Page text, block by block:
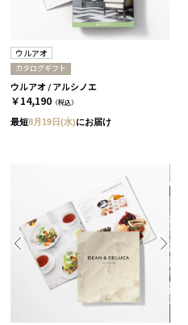
ウルアオ
カタログギフト
ウルアオ / アルシノエ
￥14,190 （税込）
最短8月19日(水)にお届け